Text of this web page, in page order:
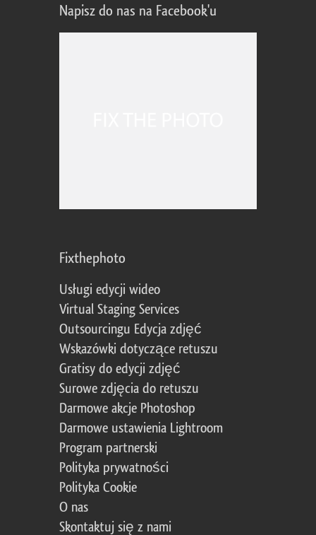
Napisz do nas na Facebook'u
Fixthephoto
Usługi edycji wideo
Virtual Staging Services
Outsourcingu Edycja zdjęć
Wskazówki dotyczące retuszu
Gratisy do edycji zdjęć
Surowe zdjęcia do retuszu
Darmowe akcje Photoshop
Darmowe ustawienia Lightroom
Program partnerski
Polityka prywatności
Polityka Cookie
O nas
Skontaktuj się z nami